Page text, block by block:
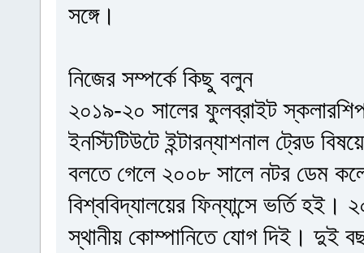
সঙ্গে।
নিজের সম্পর্কে কিছু বলুন
২০১৯-২০ সালের ফুলব্রাইট স্কলারশিপ
ইনস্টিটিউটে ইন্টারন্যাশনাল ট্রেড
বলতে গেলে ২০০৮ সালে নটর ডেম
বিশ্ববিদ্যালয়ের ফিন্যান্সে ভর্তি
স্থানীয় কোম্পানিতে যোগ দিই। দুই